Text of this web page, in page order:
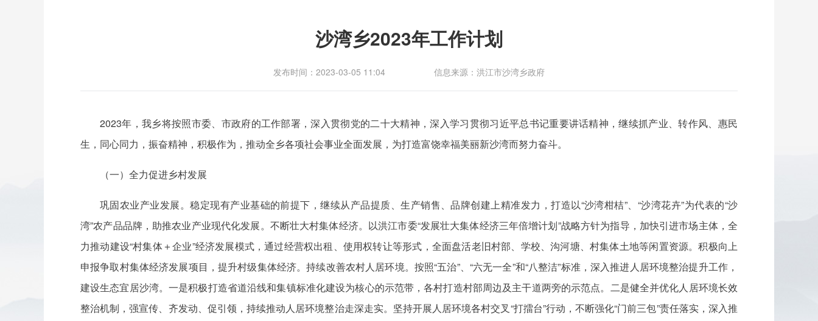
沙湾乡2023年工作计划
发布时间：2023-03-05 11:04 信息来源：洪江市沙湾乡政府
2023年，我乡将按照市委、市政府的工作部署，深入贯彻党的二十大精神，深入学习贯彻习近平总书记重要讲话精神，继续抓产业、转作风、惠民
生，同心同力，振奋精神，积极作为，推动全乡各项社会事业全面发展，为打造富饶幸福美丽新沙湾而努力奋斗。
（一）全力促进乡村发展
巩固农业产业发展。稳定现有产业基础的前提下，继续从产品提质、生产销售、品牌创建上精准发力，打造以“沙湾柑桔”、“沙湾花卉”为代表的“沙
湾”农产品品牌，助推农业产业现代化发展。不断壮大村集体经济。以洪江市委“发展壮大集体经济三年倍增计划”战略方针为指导，加快引进市场主体，全
力推动建设“村集体＋企业”经济发展模式，通过经营权出租、使用权转让等形式，全面盘活老旧村部、学校、沟河塘、村集体土地等闲置资源。积极向上
申报争取村集体经济发展项目，提升村级集体经济。持续改善农村人居环境。按照“五治”、“六无一全”和“八整洁”标准，深入推进人居环境整治提升工作，
建设生态宜居沙湾。一是积极打造省道沿线和集镇标准化建设为核心的示范带，各村打造村部周边及主干道两旁的示范点。二是健全并优化人居环境长效
整治机制，强宣传、齐发动、促引领，持续推动人居环境整治走深走实。坚持开展人居环境各村交叉“打擂台”行动，不断强化“门前三包”责任落实，深入推